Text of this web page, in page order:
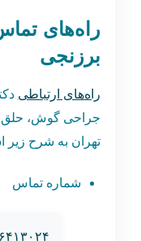
راه‌های
برزنجی
راه‌های ارتباطی
جراحی گوش، حلق و
تهران به شرح
شماره تماس
۲۶۴۱۳۰۲۴ – ۲۱